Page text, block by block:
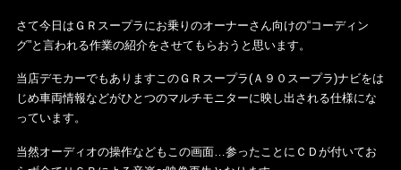
さて今日はＧＲスープラにお乗りのオーナーさん向けの“コーディン
グ”と言われる作業の紹介をさせてもらおうと思います。
当店デモカーでもありますこのＧＲスープラ(Ａ９０スープラ)ナビをは
じめ車両情報などがひとつのマルチモニターに映し出される仕様にな
っています。
当然オーディオの操作などもこの画面…参ったことにＣＤが付いてお